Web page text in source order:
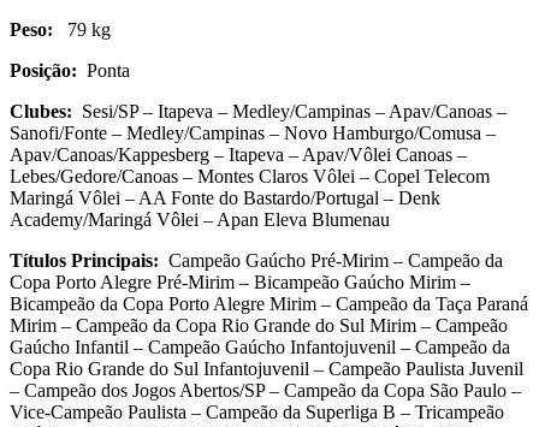
Peso: 79 kg
Posição: Ponta
Clubes: Sesi/SP – Itapeva – Medley/Campinas – Apav/Canoas –
Sanofi/Fonte – Medley/Campinas – Novo Hamburgo/Comusa –
Apav/Canoas/Kappesberg – Itapeva – Apav/Vôlei Canoas –
Lebes/Gedore/Canoas – Montes Claros Vôlei – Copel Telecom
Maringá Vôlei – AA Fonte do Bastardo/Portugal – Denk
Academy/Maringá Vôlei – Apan Eleva Blumenau
Títulos Principais: Campeão Gaúcho Pré-Mirim – Campeão da
Copa Porto Alegre Pré-Mirim – Bicampeão Gaúcho Mirim –
Bicampeão da Copa Porto Alegre Mirim – Campeão da Taça Paraná
Mirim – Campeão da Copa Rio Grande do Sul Mirim – Campeão
Gaúcho Infantil – Campeão Gaúcho Infantojuvenil – Campeão da
Copa Rio Grande do Sul Infantojuvenil – Campeão Paulista Juvenil
– Campeão dos Jogos Abertos/SP – Campeão da Copa São Paulo –
Vice-Campeão Paulista – Campeão da Superliga B – Tricampeão